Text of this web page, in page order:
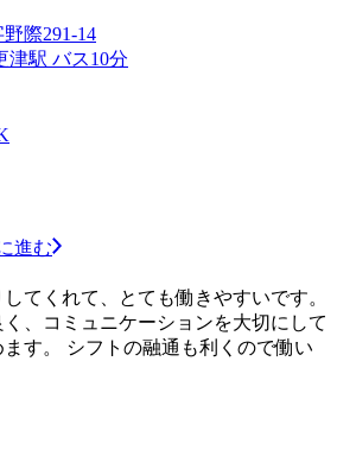
際291-14
津駅 バス10分
進む
てくれて、とても働きやすいです。
、コミュニケーションを大切にして
す。 シフトの融通も利くので働い